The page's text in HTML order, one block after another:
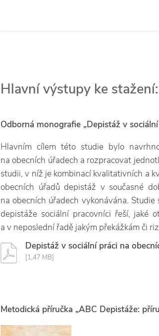
Hlavní výstupy ke stažení:
Odborná monografie „Depistáž v
Hlavním cílem této studie bylo
na obecních úřadech a rozpracovat
studii, v níž je kombinací kvalitativních a
obecních úřadů depistáž v současné
na obecních úřadech vykonávána.
depistáže sociální pracovníci řeší, jaké
a v neposlední řadě jakým překážkám či
Depistáž v sociální práci na
[1,47 MB]
Metodická příručka „ABC Depistáže: